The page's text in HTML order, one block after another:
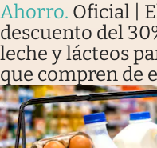
Ahorro. Oficial |
descuento del
leche y lácteos
que compren de